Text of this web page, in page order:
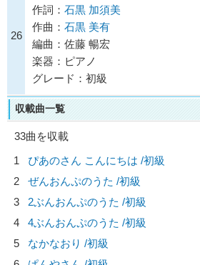
26
作詞： 石黒 加須美
作曲： 石黒 美有
編曲：佐藤 暢宏
楽器：ピアノ
グレード：初級
収載曲一覧
33曲を収載
1
ぴあのさん こんにちは /初級
2
ぜんおんぷのうた /初級
3
2ぶんおんぷのうた /初級
4
4ぶんおんぷのうた /初級
5
なかなおり /初級